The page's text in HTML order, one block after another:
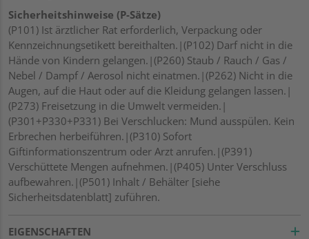
Sicherheitshinweise (P-Sätze)
(P101) Ist ärztlicher Rat erforderlich, Verpackung oder
Kennzeichnungsetikett bereithalten.|(P102) Darf nicht in die
Hände von Kindern gelangen.|(P260) Staub / Rauch / Gas /
Nebel / Dampf / Aerosol nicht einatmen.|(P262) Nicht in die
Augen, auf die Haut oder auf die Kleidung gelangen lassen.|
(P273) Freisetzung in die Umwelt vermeiden.|
(P301+P330+P331) Bei Verschlucken: Mund ausspülen. Kein
Erbrechen herbeiführen.|(P310) Sofort
Giftinformationszentrum oder Arzt anrufen.|(P391)
Verschüttete Mengen aufnehmen.|(P405) Unter Verschluss
aufbewahren.|(P501) Inhalt / Behälter [siehe
Sicherheitsdatenblatt] zuführen.
EIGENSCHAFTEN